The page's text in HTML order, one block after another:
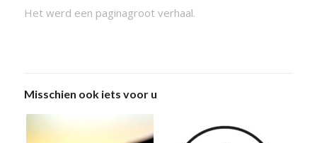
Het werd een paginagroot verhaal.
Misschien ook iets voor u